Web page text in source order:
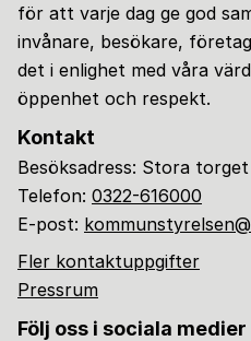
för att varje dag ge god
invånare, besökare,
det i enlighet med våra
öppenhet och respekt.
Kontakt
Besöksadress: Stora torget
Telefon: 0322-616000
E-post:
Fler kontaktuppgifter
Pressrum
Följ oss i sociala medier